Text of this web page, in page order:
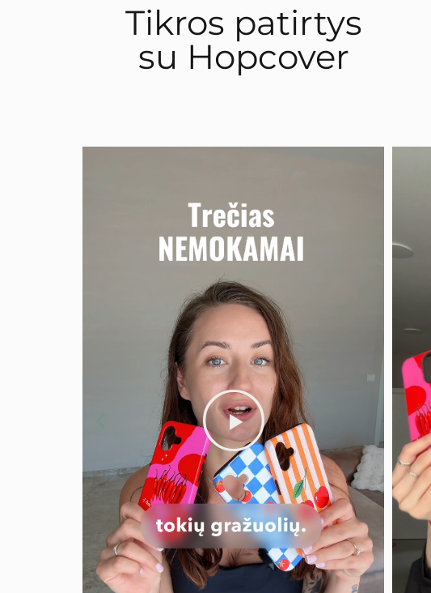
Tikros patirtys
su Hopcover